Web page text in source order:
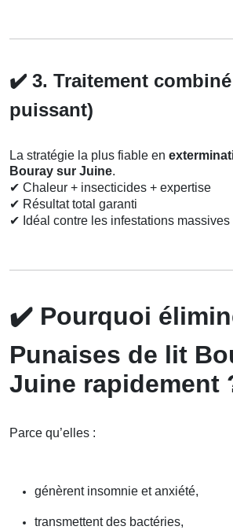
✔️ 3. Traitement
puissant)
La stratégie la plus fiable en
Bouray sur Juine.
✔ Chaleur + insecticides + expertise
✔ Résultat total garanti
✔ Idéal contre les infestations massives
✔️ Pourquoi
Punaises de lit
Juine rapidement
Parce qu’elles :
génèrent insomnie et anxiété,
transmettent des bactéries,